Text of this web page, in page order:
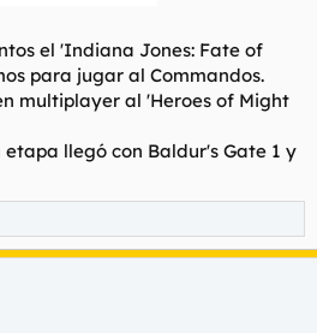
el 'Indiana Jones: Fate of
para jugar al Commandos.
multiplayer al 'Heroes of Might
llegó con Baldur's Gate 1 y